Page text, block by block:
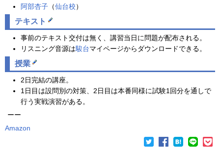
阿部杏子 （仙台校）
テキスト
事前のテキスト交付は無く、講習当日に問題が配布される。
リスニング音源は駿台マイページからダウンロードできる。
授業
2日完結の講座。
1日目は設問別の対策、2日目は本番同様に試験1回分を通しで
行う実戦演習がある。
ーー
Amazon